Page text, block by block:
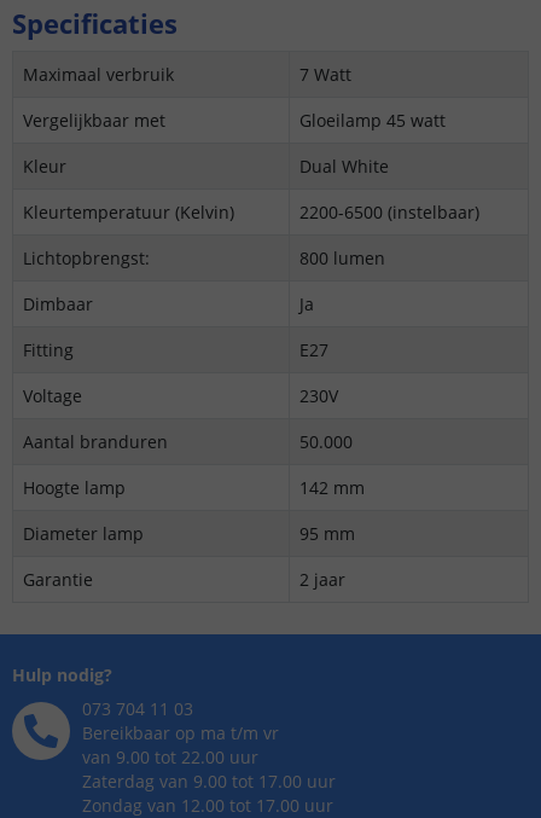
Specificaties
Maximaal verbruik
7 Watt
Vergelijkbaar met
Gloeilamp 45 watt
Kleur
Dual White
Kleurtemperatuur (Kelvin)
2200-6500 (instelbaar)
Lichtopbrengst:
800 lumen
Dimbaar
Ja
Fitting
E27
Voltage
230V
Aantal branduren
50.000
Hoogte lamp
142 mm
Diameter lamp
95 mm
Garantie
2 jaar
Hulp nodig?
073 704 11 03
Bereikbaar op ma t/m vr
van 9.00 tot 22.00 uur
Zaterdag van 9.00 tot 17.00 uur
Zondag van 12.00 tot 17.00 uur